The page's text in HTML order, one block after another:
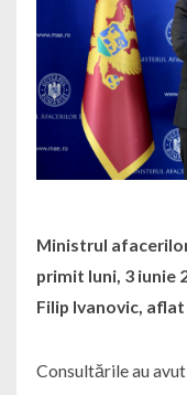
Ministrul
primit luni, 3 iunie
Filip Ivanovic,
Consultările au